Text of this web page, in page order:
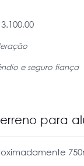
e seguro fiança
para